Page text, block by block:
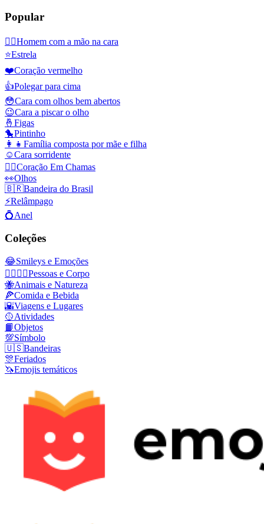
Popular
🤦‍♂️Homem com a mão na cara
⭐Estrela
❤️Coração vermelho
👍Polegar para cima
😳Cara com olhos bem abertos
😉Cara a piscar o olho
🤞 Figas
🐤Pintinho
👩‍👧 Família composta por mãe e filha
☺️Cara sorridente
❤️‍🔥Coração Em Chamas
👀Olhos
🇧🇷Bandeira do Brasil
⚡Relâmpago
💍Anel
Coleções
😂Smileys e Emoções
👩‍❤️‍💋‍👨Pessoas e Corpo
🐝Animais e Natureza
🍕Comida e Bebida
🌇Viagens e Lugares
🥎Atividades
📙Objetos
💯Símbolo
🇺🇸Bandeiras
🎊Feriados
🦄Emojis temáticos